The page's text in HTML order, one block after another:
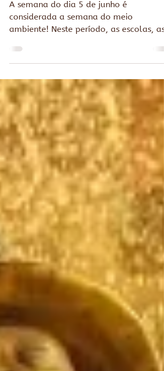
comemorar ou lutar?
considerada a semana do meio
ambiente! Neste período, as escolas, as
ONGs, os governos e as empresas...